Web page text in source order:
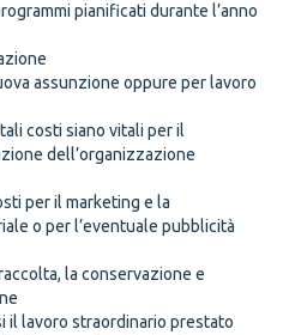
pianificati durante l’anno
assunzione oppure per lavoro
costi siano vitali per il
dell’organizzazione
per il marketing e la
o per l’eventuale pubblicità
la conservazione e
il lavoro straordinario prestato